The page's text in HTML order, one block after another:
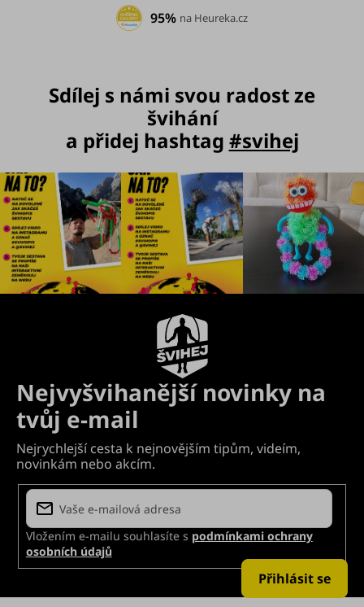
95% na Heureka.cz
Sdílej s námi svou radost ze
švihání
a přidej hashtag #svihej
Vložením e-mailu souhlasíte s podmínkami ochrany
osobních údajů
Přihlásit se